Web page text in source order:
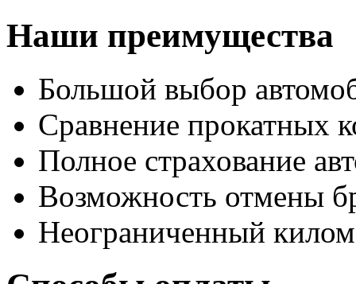
Наши преимущества
Большой выбор
Сравнение прокатных
Полное страхование
Возможность отмены
Неограниченный